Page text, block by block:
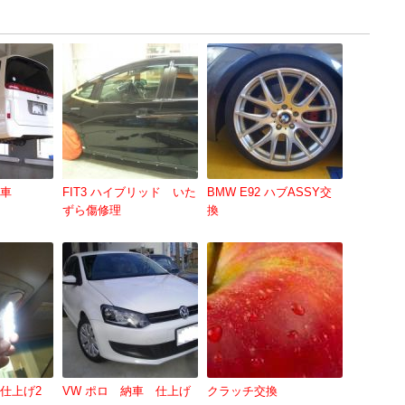
FIT3 ハイブリッド いた
ずら傷修理
BMW E92 ハブASSY交
換
上げ2 VW ポロ 納車 仕上げ クラッチ交換